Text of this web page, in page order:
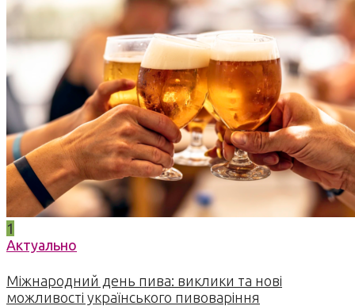
1
Актуально
Міжнародний день пива: виклики та нові
можливості українського пивоваріння